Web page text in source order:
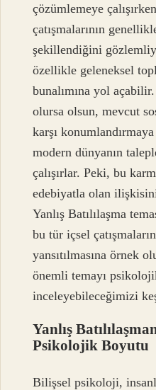
çözümlemeye
çatışmalarının
şekillendiğini
özellikle geleneksel
bunalımına yol
olursa olsun, mevcut
karşı
modern dünyanın
çalışırlar. Peki, bu
edebiyatla olan
Yanlış Batılılaşma
bu tür içsel
yansıtılmasına örnek
önemli temayı
inceleyebileceğimizi
Yanlış
Psikolojik Boyutu
Bilişsel psikoloji,